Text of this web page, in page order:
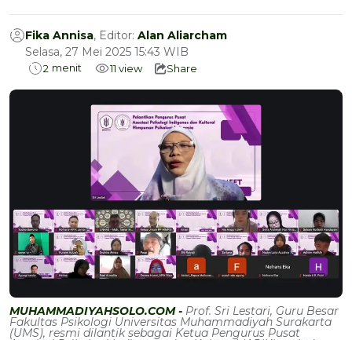
Fika Annisa, Editor: Alan Aliarcham
Selasa, 27 Mei 2025 15:43 WIB
2 menit 11 view Share
MUHAMMADIYAHSOLO.COM - Prof. Sri Lestari, Guru Besar
Fakultas Psikologi Universitas Muhammadiyah Surakarta
(UMS), resmi dilantik sebagai Ketua Pengurus Pusat